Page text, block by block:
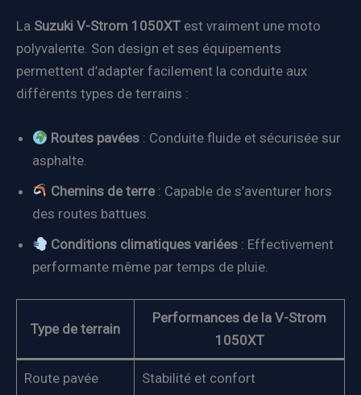
La Suzuki V-Strom 1050XT est vraiment une moto
polyvalente. Son design et ses équipements
permettent d’adapter facilement la conduite aux
différents types de terrains :
Routes pavées : Conduite fluide et sécurisée sur
asphalte.
Chemins de terre: Capable de s’aventurer hors
des routes battues.
Conditions climatiques variées : Effectivement
performante même par temps de pluie.
Type de terrain
Performances de la V-Strom
1050XT
Route pavée Stabilité et confort